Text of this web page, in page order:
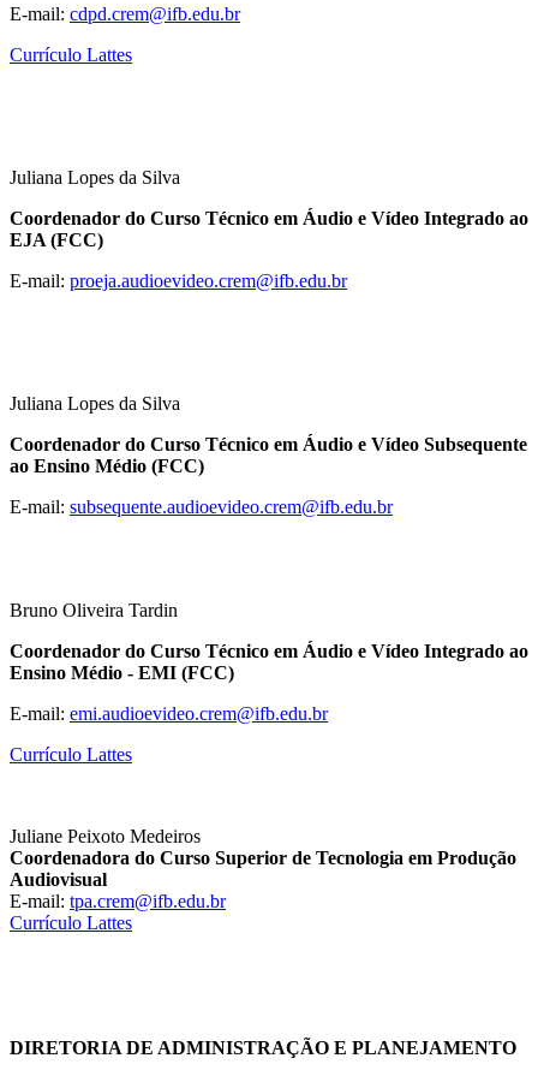
E-mail: cdpd.crem@ifb.edu.br
Currículo Lattes
Juliana Lopes da Silva
Coordenador do Curso Técnico em Áudio e Vídeo Integrado ao
EJA (FCC)
E-mail: proeja.audioevideo.crem@ifb.edu.br
Juliana Lopes da Silva
Coordenador do Curso Técnico em Áudio e Vídeo Subsequente
ao Ensino Médio (FCC)
E-mail: subsequente.audioevideo.crem@ifb.edu.br
Bruno Oliveira Tardin
Coordenador do Curso Técnico em Áudio e Vídeo Integrado ao
Ensino Médio - EMI (FCC)
E-mail: emi.audioevideo.crem@ifb.edu.br
Currículo Lattes
Juliane Peixoto Medeiros
Coordenadora do Curso Superior de Tecnologia em Produção
Audiovisual
E-mail: tpa.crem@ifb.edu.br
Currículo Lattes
DIRETORIA DE ADMINISTRAÇÃO E PLANEJAMENTO